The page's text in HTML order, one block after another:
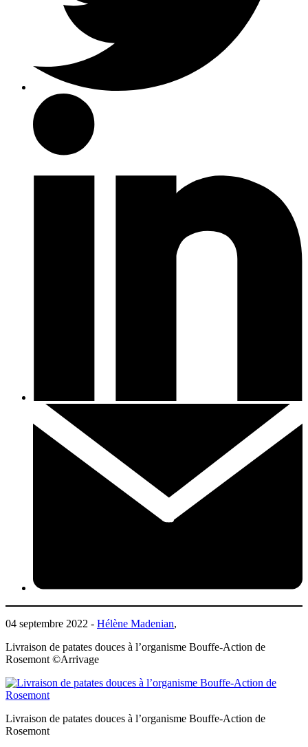
04 septembre 2022 - Hélène Madenian,
Livraison de patates douces à l’organisme Bouffe-Action de
Rosemont ©Arrivage
Livraison de patates douces à l’organisme Bouffe-Action de
Rosemont